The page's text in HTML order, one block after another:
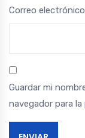
Correo electrónico
Guardar mi
navegador para